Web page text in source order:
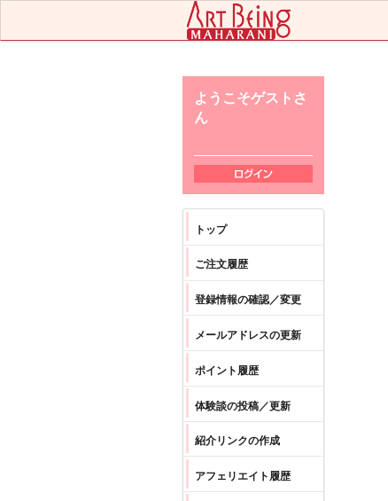
ようこそゲストさ
ん
トップ
ご注文履歴
登録情報の確認／変更
メールアドレスの更新
ポイント履歴
体験談の投稿／更新
紹介リンクの作成
アフェリエイト履歴